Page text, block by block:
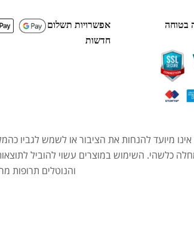
אפשרויות תשלום
חדשות
מיועד להנחות את הציבור או לשמש לגביו
כלשהי. השימוש במוצרים עשוי להוביל
והנוטלים תרופות